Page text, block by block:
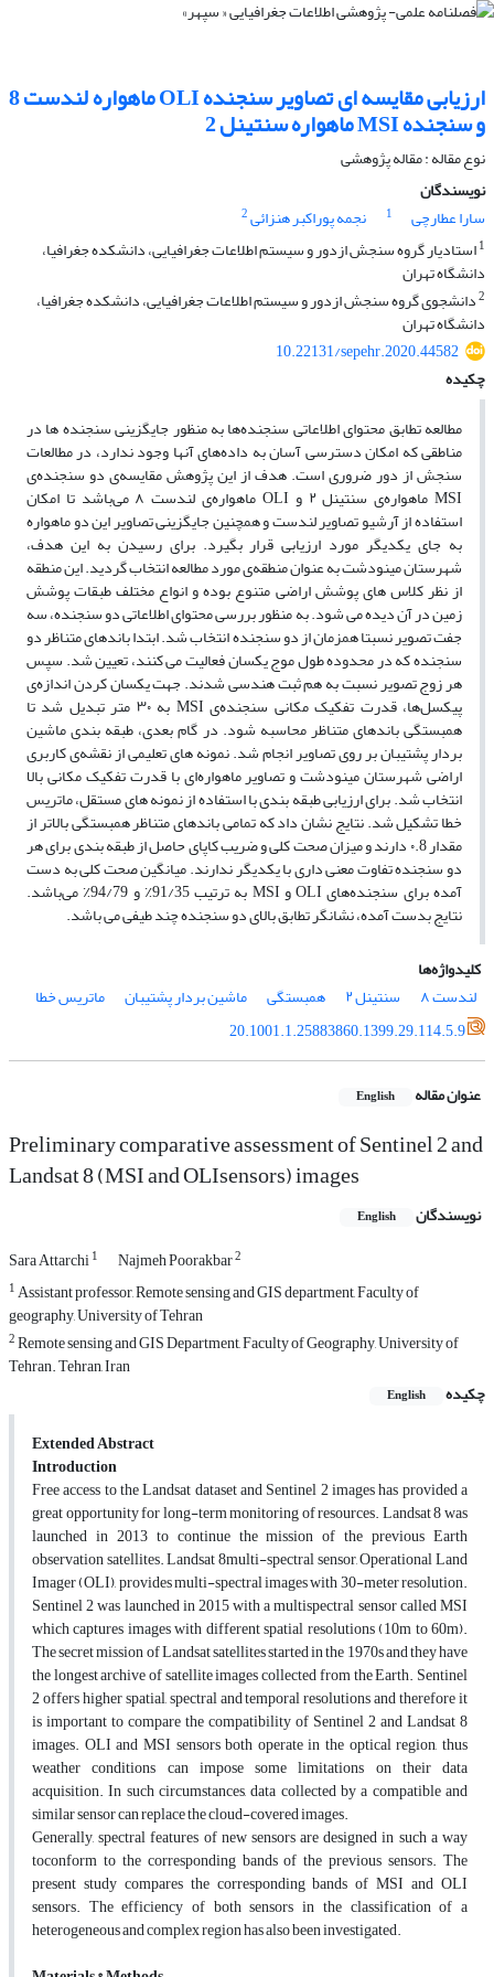
ارزیابی مقایسه ای تصاویر سنجنده OLI ماهواره‌ لندست 8
و سنجنده MSI ماهواره سنتینل 2
نوع مقاله : مقاله پژوهشی
نویسندگان
سارا عطارچی
1 نجمه پوراکبر هنزائی2
1استادیار گروه سنجش ازدور و سیستم اطلاعات جغرافیایی، دانشکده جغرافیا،
دانشگاه تهران
2دانشجوی گروه سنجش ازدور و سیستم اطلاعات جغرافیایی، دانشکده جغرافیا،
دانشگاه تهران
10.22131/sepehr.2020.44582
چکیده
مطالعه تطابق محتوای اطلاعاتی سنجنده‌ها به منظور جایگزینی سنجنده­ ها در
مناطقی که امکان دسترسی آسان به داده‌های آنها وجود ندارد، در مطالعات
سنجش از دور ضروری است. هدف از این پژوهش مقایسه‌ی دو سنجنده‌ی
MSI ماهواره‌ی سنتینل ۲ و OLI ماهواره‌ی لندست ۸ می‌باشد تا امکان
استفاده از آرشیو تصاویر لندست و همچنین جایگزینی تصاویر این دو ماهواره
به جای یکدیگر مورد ارزیابی قرار بگیرد. برای رسیدن به این هدف،
شهرستان مینودشت به عنوان منطقه‌ی مورد مطالعه انتخاب گردید. این منطقه
از نظر کلاس های پوشش اراضی متنوع بوده و انواع مختلف طبقات پوشش
زمین در آن دیده می ­شود. به منظور بررسی محتوای اطلاعاتی دو سنجنده، سه
جفت تصویر نسبتا همزمان از دو سنجنده انتخاب شد. ابتدا باندهای متناظر دو
سنجنده که در محدوده طول موج‌ یکسان فعالیت می­ کنند، تعیین شد. سپس
هر زوج تصویر نسبت به هم ثبت هندسی شدند. جهت یکسان کردن اندازه‌ی
پیکسل‌ها، قدرت تفکیک مکانی سنجنده‌ی MSI به ۳۰ متر تبدیل شد تا
همبستگی باندهای متناظر محاسبه شود. در گام بعدی، طبقه بندی ماشین
بردار پشتیبان بر روی تصاویر انجام شد. نمونه­ های تعلیمی از نقشه‌ی کاربری
اراضی شهرستان مینودشت و تصاویر ماهواره‌ای با قدرت تفکیک مکانی بالا
انتخاب شد. برای ارزیابی طبقه بندی با استفاده از نمونه­ های مستقل، ماتریس
خطا تشکیل شد. نتایج نشان داد که تمامی باندهای متناظر همبستگی بالاتر از
مقدار ۰.8 دارند و میزان صحت کلی و ضریب کاپای حاصل از طبقه بندی برای هر
دو سنجنده تفاوت معنی داری با یکدیگر ندارند. میانگین صحت کلی به دست
آمده برای سنجنده‌های OLI و MSI به ترتیب 91/35٪ و 94/79٪ می‌باشد.
نتایج بدست آمده، نشانگر تطابق بالای دو سنجنده چند طیفی می ­باشد.
کلیدواژه‌ها
لندست ۸
سنتینل ۲ همبستگی ماشین بردار پشتیبان
ماتریس خطا
20.1001.1.25883860.1399.29.114.5.9
عنوان مقاله English
Preliminary comparative assessment of Sentinel 2 and
Landsat 8 (MSI and OLIsensors) images
نویسندگان English
Sara Attarchi1 Najmeh Poorakbar2
1Assistant professor, Remote sensing and GIS department, Faculty of
geography, University of Tehran
2Remote sensing and GIS Department, Faculty of Geography, University of
Tehran. Tehran, Iran
چکیده
English
Extended Abstract
Introduction
Free access to the Landsat dataset and Sentinel 2 images has provided a
great opportunity for long-term monitoring of resources. Landsat 8 was
launched in 2013 to continue the mission of the previous Earth
observation satellites. Landsat 8multi-spectral sensor, Operational Land
Imager (OLI), provides multi-spectral images with 30-meter resolution.
Sentinel 2 was launched in 2015 with a multispectral sensor called MSI
which captures images with different spatial resolutions (10m to 60m).
The secret mission of Landsat satellites started in the 1970s and they have
the longest archive of satellite images collected from the Earth. Sentinel
2 offers higher spatial, spectral and temporal resolutions and therefore it
is important to compare the compatibility of Sentinel 2 and Landsat 8
images. OLI and MSI sensors both operate in the optical region, thus
weather conditions can impose some limitations on their data
acquisition. In such circumstances, data collected by a compatible and
similar sensor can replace the cloud-covered images.
Generally, spectral features of new sensors are designed in such a way
toconform to the corresponding bands of the previous sensors. The
present study compares the corresponding bands of MSI and OLI
sensors. The efficiency of both sensors in the classification of a
heterogeneous and complex region has also been investigated.